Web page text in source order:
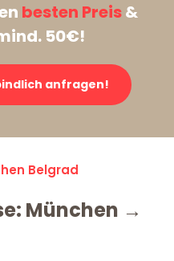
besten Preis&
50€!
anfragen!
Belgrad
München →